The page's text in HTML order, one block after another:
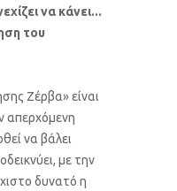
να κάνει...
του
Ζέρβα» είναι
απερχόμενη
να βάλει
με την
δυνατό η